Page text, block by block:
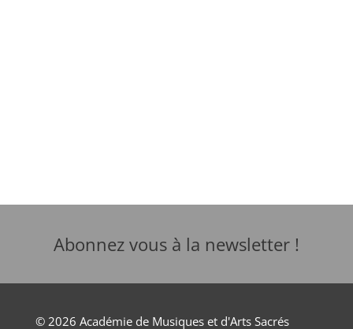
Abonnez vous à la newsletter !
© 2026 Académie de Musiques et d'Arts Sacrés